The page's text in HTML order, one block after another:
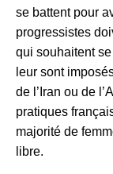
se battent pour
progressistes
qui souhaitent
leur sont
de l’Iran ou de
pratiques
majorité de
libre.